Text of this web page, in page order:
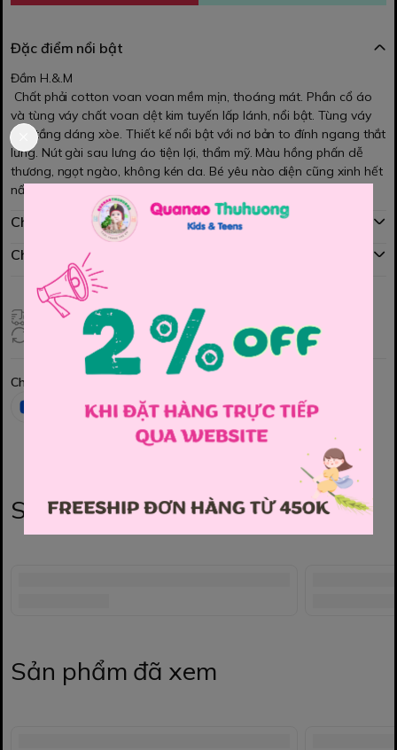
Đặc điểm nổi bật
Đầm H.&.M
Chất phải cotton voan voan mềm mịn, thoáng mát. Phần cổ áo
và tùng váy chất voan dệt kim tuyến lấp lánh, nổi bật. Tùng váy
xếp tầng dáng xòe. Thiết kế nổi bật với nơ bản to đính ngang thắt
lưng. Nút gài sau lưng áo tiện lợi, thẩm mỹ. Màu hồng phấn dễ
thương, ngọt ngào, không kén da. Bé yêu nào diện cũng xinh hết
nấc nhé các Mom.
Chính sách mua hàng
Chính sách đổi hàng
Giao hàng toàn quốc
Đổi hàng 3 ngày (HCM), 7 ngày (Tỉnh)
Chia sẻ
Sản phẩm liên quan
Sản phẩm đã xem